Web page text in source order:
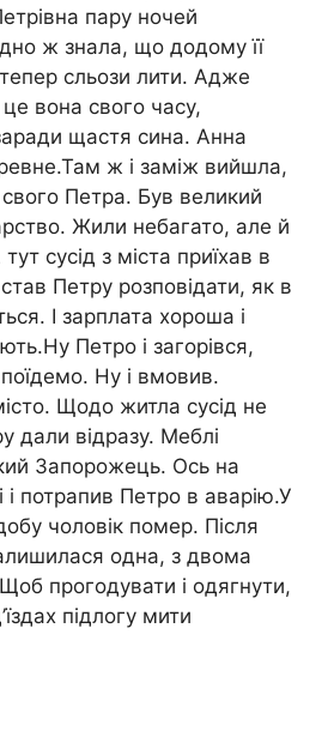
пару ночей
ж знала, що додому її
сльози лити. Адже
вона свого часу,
щастя сина. Анна
ж і заміж вийшла,
Петра. Був великий
Жили небагато, але й
сусід з міста приїхав в
став Петру розповідати, як в
І зарплата хороша і
Петро і загорівся,
Ну і вмовив.
Щодо житла сусід не
дали відразу. Меблі
Запорожець. Ось на
потрапив Петро в аварію.У
чоловік помер. Після
одна, з двома
прогодувати і одягнути,
підлогу мити